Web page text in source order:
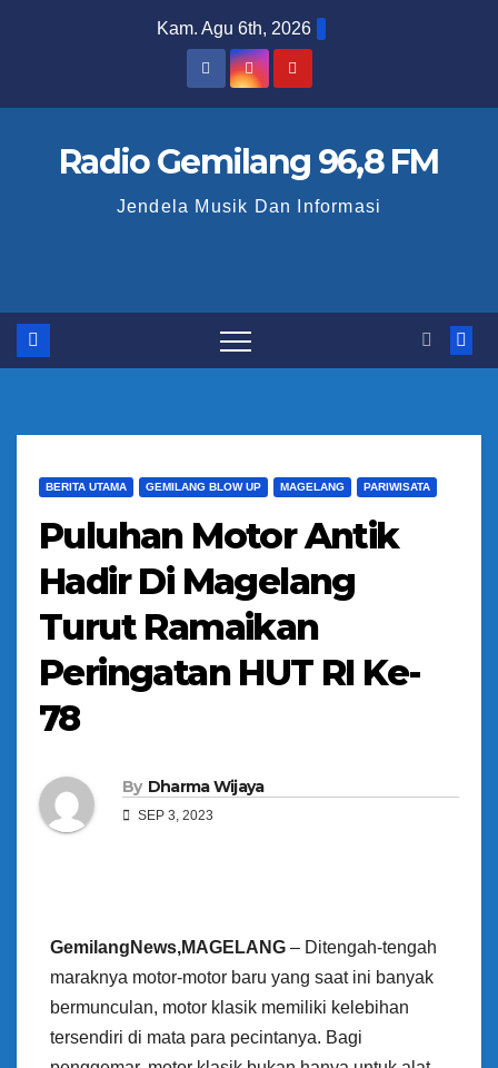
t
Kam. Agu 6th, 2026
Radio Gemilang 96,8 FM
Jendela Musik Dan Informasi
BERITA UTAMA GEMILANG BLOW UP MAGELANG PARIWISATA
Puluhan Motor Antik
Hadir Di Magelang
Turut Ramaikan
Peringatan HUT RI Ke-
78
By Dharma Wijaya
SEP 3, 2023
GemilangNews,MAGELANG – Ditengah-tengah
maraknya motor-motor baru yang saat ini banyak
bermunculan, motor klasik memiliki kelebihan
tersendiri di mata para pecintanya. Bagi